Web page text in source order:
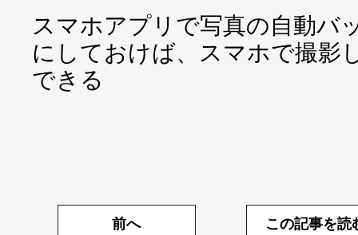
スマホアプリで写真の自動バ
にしておけば、スマホで撮影
できる
前へ この記事を読